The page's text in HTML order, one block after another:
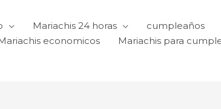
Mariachis 24 horas cumpleaños
economicos Mariachis para